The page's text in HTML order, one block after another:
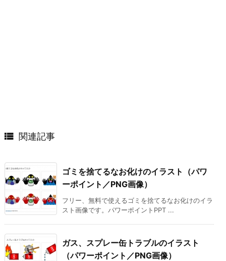
 関連記事
ゴミを捨てるなお化けのイラスト（パワ
ーポイント／PNG画像）
フリー、無料で使えるゴミを捨てるなお化けのイラ
スト画像です。パワーポイントPPT ...
ガス、スプレー缶トラブルのイラスト
（パワーポイント／PNG画像）